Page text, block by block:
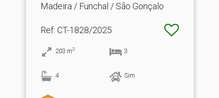
Madeira / Funchal / São Gonçalo
Ref: CT-1828/2025
203 m2 3
4 Sim